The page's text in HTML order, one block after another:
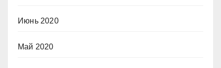
Июнь 2020
Май 2020